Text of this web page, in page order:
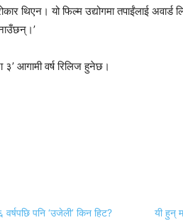
थिएन। यो फिल्म उद्योगमा तपाईंलाई अवार्ड
३’ आगामी वर्ष रिलिज हुनेछ।
वर्षपछि पनि ‘उजेली’ किन हिट?
यी हुन्